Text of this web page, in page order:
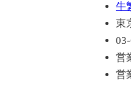
牛
東
営
営